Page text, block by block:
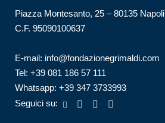
Piazza Montesanto, 25 – 80135 Napoli
C.F. 95090100637
E-mail: info@fondazionegrimaldi.com
Tel: +39 081 186 57 111
Whatsapp: +39 347 3733993
Seguici su: